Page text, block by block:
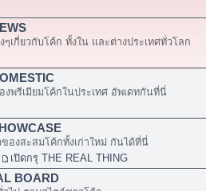
ๆเกี่ยวกับโค้ก ทั้งใน และต่างประเทศทั่วโลก
งพรีเมียมโค้กในประเทศ อัพเดทกันที่นี่
ของสะสมโค้กทั้งเก่าใหม่ กันได้ที่นี่
เปิดกรุ THE REAL THING
BOARD